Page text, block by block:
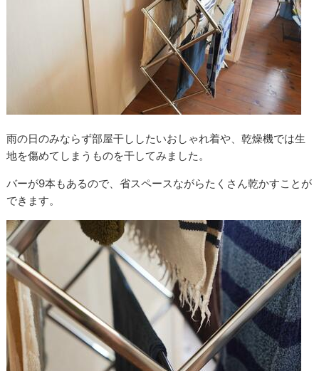
雨の日のみならず部屋干ししたいおしゃれ着や、乾燥機では生
地を傷めてしまうものを干してみました。
バーが9本もあるので、省スペースながらたくさん乾かすことが
できます。